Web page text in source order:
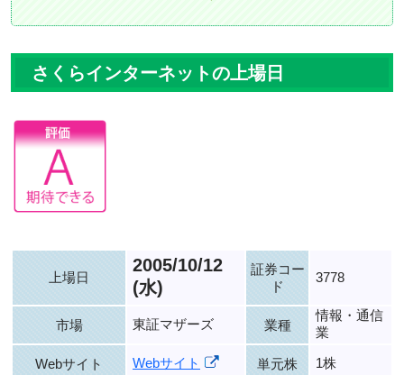
さくらインターネットの上場日
上場日
2005/10/12
(水)
証券コー
ド
3778
市場 東証マザーズ 業種
情報・通信
業
Webサイト Webサイト 単元株 1株